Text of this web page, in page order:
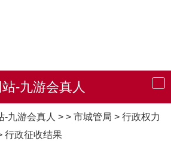
导
航
-九游会真人
-九游会真人 > > 市城管局 > 行政权力
行政征收结果